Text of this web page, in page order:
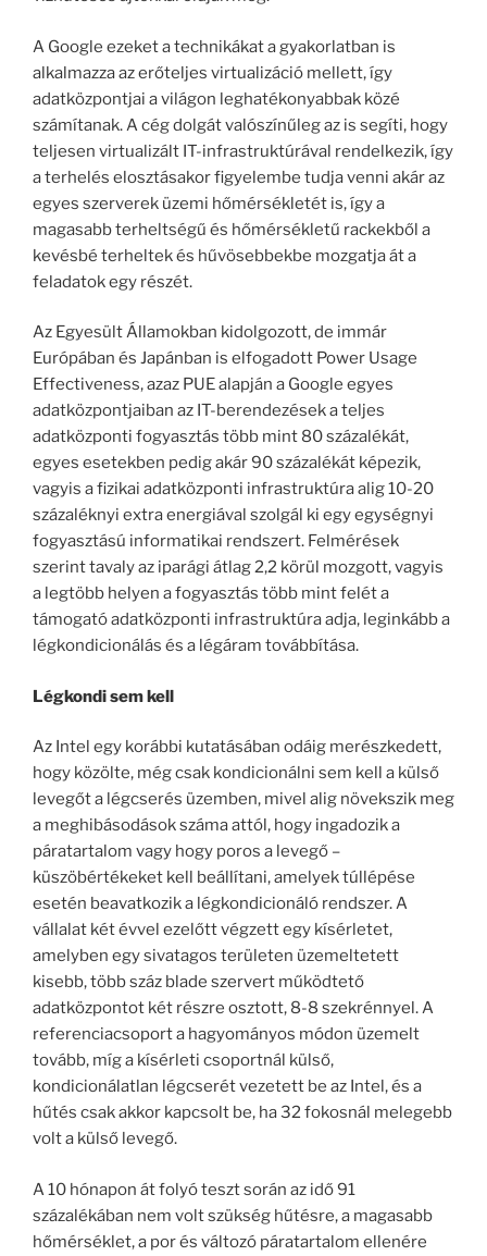
A Google ezeket a technikákat a gyakorlatban is
alkalmazza az erőteljes virtualizáció mellett, így
adatközpontjai a világon leghatékonyabbak közé
számítanak. A cég dolgát valószínűleg az is segíti, hogy
teljesen virtualizált IT-infrastruktúrával rendelkezik, így
a terhelés elosztásakor figyelembe tudja venni akár az
egyes szerverek üzemi hőmérsékletét is, így a
magasabb terheltségű és hőmérsékletű rackekből a
kevésbé terheltek és hűvösebbekbe mozgatja át a
feladatok egy részét.
Az Egyesült Államokban kidolgozott, de immár
Európában és Japánban is elfogadott Power Usage
Effectiveness, azaz PUE alapján a Google egyes
adatközpontjaiban az IT-berendezések a teljes
adatközponti fogyasztás több mint 80 százalékát,
egyes esetekben pedig akár 90 százalékát képezik,
vagyis a fizikai adatközponti infrastruktúra alig 10-20
százaléknyi extra energiával szolgál ki egy egységnyi
fogyasztású informatikai rendszert. Felmérések
szerint tavaly az iparági átlag 2,2 körül mozgott, vagyis
a legtöbb helyen a fogyasztás több mint felét a
támogató adatközponti infrastruktúra adja, leginkább a
légkondicionálás és a légáram továbbítása.
Légkondi sem kell
Az Intel egy korábbi kutatásában odáig merészkedett,
hogy közölte, még csak kondicionálni sem kell a külső
levegőt a légcserés üzemben, mivel alig növekszik meg
a meghibásodások száma attól, hogy ingadozik a
páratartalom vagy hogy poros a levegő –
küszöbértékeket kell beállítani, amelyek túllépése
esetén beavatkozik a légkondicionáló rendszer. A
vállalat két évvel ezelőtt végzett egy kísérletet,
amelyben egy sivatagos területen üzemeltetett
kisebb, több száz blade szervert működtető
adatközpontot két részre osztott, 8-8 szekrénnyel. A
referenciacsoport a hagyományos módon üzemelt
tovább, míg a kísérleti csoportnál külső,
kondicionálatlan légcserét vezetett be az Intel, és a
hűtés csak akkor kapcsolt be, ha 32 fokosnál melegebb
volt a külső levegő.
A 10 hónapon át folyó teszt során az idő 91
százalékában nem volt szükség hűtésre, a magasabb
hőmérséklet, a por és változó páratartalom ellenére